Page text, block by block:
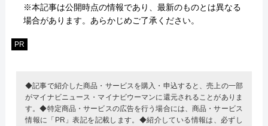
※本記事は公開時点の情報であり、最新のものとは異なる
場合があります。あらかじめご了承ください。
PR
◆記事で紹介した商品・サービスを購入・申込すると、売上の一部
がマイナビニュース・マイナビウーマンに還元されることがありま
す。◆特定商品・サービスの広告を行う場合には、商品・サービス
情報に「PR」表記を記載します。◆紹介している情報は、必ずし